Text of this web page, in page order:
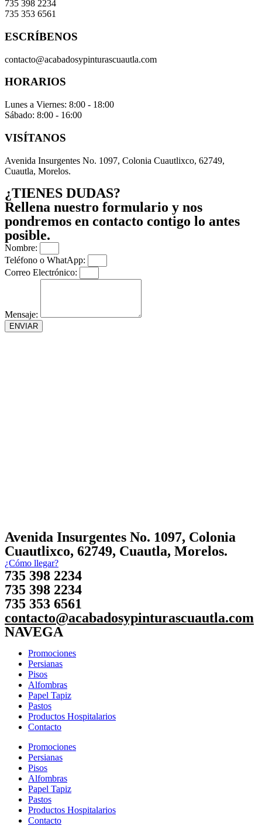
735 398 2234
735 353 6561
ESCRÍBENOS
contacto@acabadosypinturascuautla.com
HORARIOS
Lunes a Viernes: 8:00 - 18:00
Sábado: 8:00 - 16:00
VISÍTANOS
Avenida Insurgentes No. 1097, Colonia Cuautlixco, 62749,
Cuautla, Morelos.
¿TIENES DUDAS?
Rellena nuestro formulario y nos
pondremos en contacto contigo lo antes
posible.
Nombre:
Teléfono o WhatApp:
Correo Electrónico:
Mensaje:
ENVIAR
Avenida Insurgentes No. 1097, Colonia
Cuautlixco, 62749, Cuautla, Morelos.
¿Cómo llegar?
735 398 2234
735 398 2234
735 353 6561
contacto@acabadosypinturascuautla.com
NAVEGA
Promociones
Persianas
Pisos
Alfombras
Papel Tapiz
Pastos
Productos Hospitalarios
Contacto
Promociones
Persianas
Pisos
Alfombras
Papel Tapiz
Pastos
Productos Hospitalarios
Contacto